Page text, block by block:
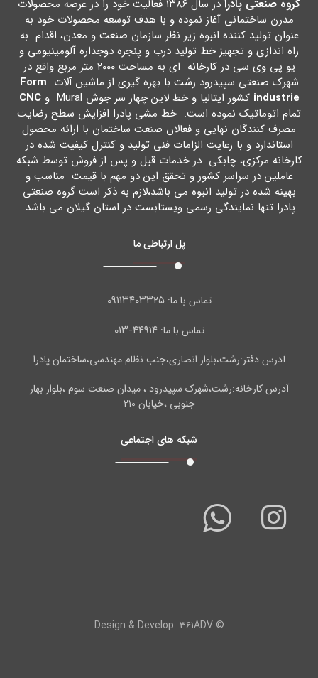
گروه صنعتی پادرا
در سال ۱۳۸۶ فعالیت خود را در عرصه محصولات
مدرن ساختمانی آغاز نموده و با هدف توسعه محصولات خود به
عنوان تولید کننده انبوه زیر نظر سازمان صنعت و معدن، اقدام به
راه اندازي و تجهیز خط تولید درب و پنجره دوجداره آلومینیومی و
یو پی وي سی در کارخانه اي به مساحت ۲۰۰۰ متر مربع واقع در
شهرك صنعتی سپیدرود رشت با بهره گیري از ماشین آلات Form
industrie کشور ایتالیا و خط لاین چهار سر جوش Mural و
CNC
تمام اتوماتیک نموده است. خط مشی پادرا افزایش سطح رضایت
مصرف کنندگان نهایی و فعالان صنعت ساختمان با ارائه محصول
استاندارد و با رعایت الزامات فنی تولید و کنترل کیفیت شده در
کارخانه مرکزي، چابکی در خدمات قبل و پس از فروش توسط شبکه
عاملین در سراسر کشور و تحقق این دو مهم با قیمت مناسب و
بهینه شده در تولید انبوه می باشد،لازم به ذکر است گروه صنعتی
پادرا تنها نمایندگی رسمی ویستابست در استان گیلان می باشد.
پل ارتباطی ما
تماس با ما:۰۹۱۱۳۴۰۳۳۲۵
تماس با ما: ۴۴۹۱۴-۰۱۳
آدرس دفتر:رشت،بلوار انصاری،جنب نظام مهندسی،ساختمان پادرا
آدرس کارخانه:رشت،شهرک سپیدرود ، میدان صنعت سوم ،بلوار بهار
جنوبی ،خیابان ۲۱۰
شبکه های اجتماعی
© Design & Develop۳۶۱ADV